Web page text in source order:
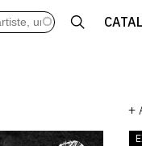
DES EXPOSITIONS
+